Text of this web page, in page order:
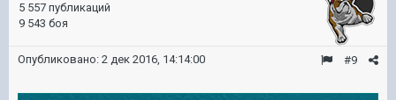
5 557 публикаций
9 543 боя
#9
Опубликовано: 2 дек 2016, 14:14:00